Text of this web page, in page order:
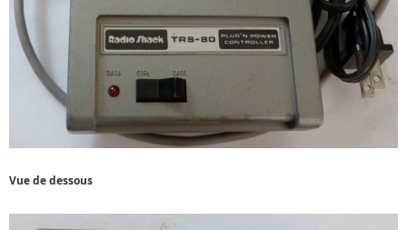
Vue de dessous